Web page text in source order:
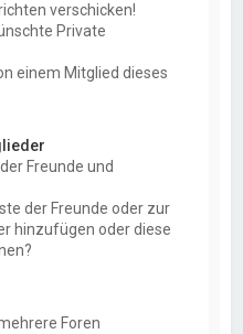
verschicken!
Private
einem Mitglied dieses
Freunde und
der Freunde oder zur
hinzufügen oder diese
Foren